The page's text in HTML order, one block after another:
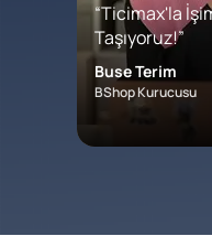
“Ticimax'la
Taşıyoruz!”
Buse Terim
BShop Kurucusu